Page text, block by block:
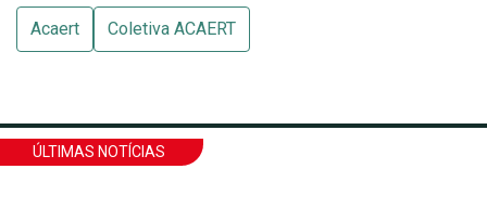
Acaert Coletiva ACAERT
ÚLTIMAS NOTÍCIAS